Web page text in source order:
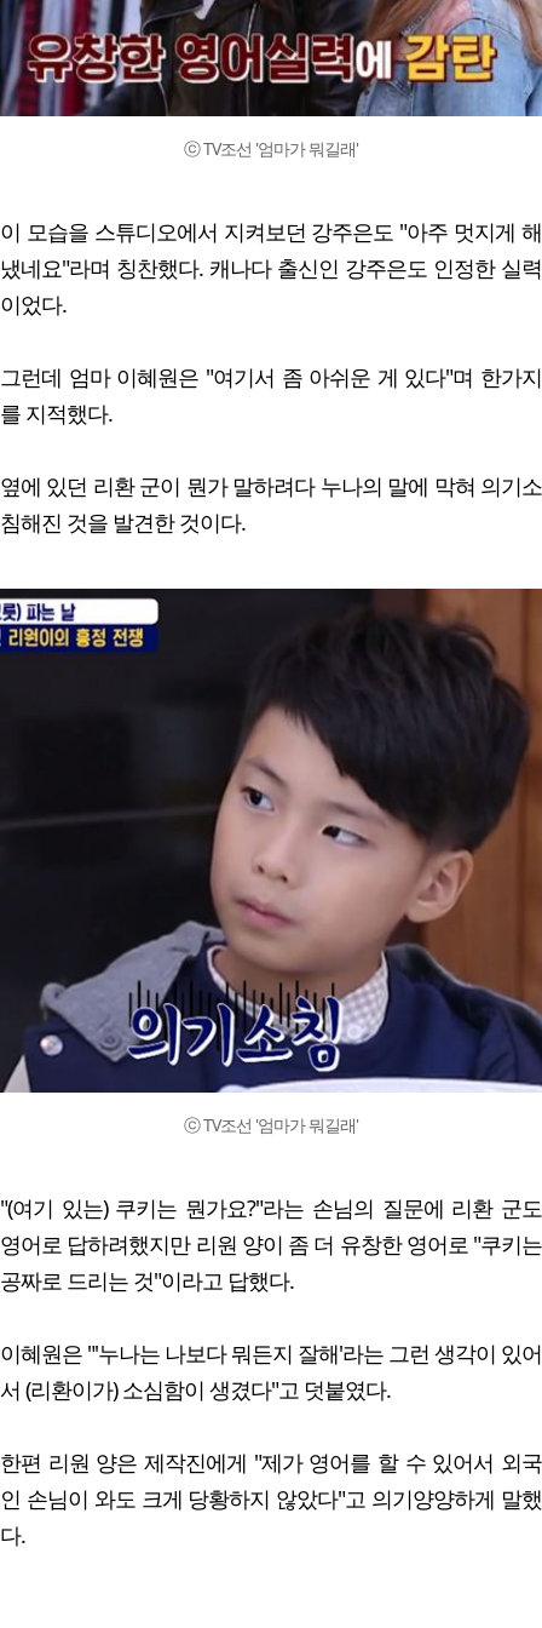
ⓒ TV조선 '엄마가 뭐길래'
이 모습을 스튜디오에서 지켜보던 강주은도 "아주 멋지게 해
냈네요"라며 칭찬했다. 캐나다 출신인 강주은도 인정한 실력
이었다.
그런데 엄마 이혜원은 "여기서 좀 아쉬운 게 있다"며 한가지
를 지적했다.
옆에 있던 리환 군이 뭔가 말하려다 누나의 말에 막혀 의기소
침해진 것을 발견한 것이다.
ⓒ TV조선 '엄마가 뭐길래'
"(여기 있는) 쿠키는 뭔가요?"라는 손님의 질문에 리환 군도
영어로 답하려했지만 리원 양이 좀 더 유창한 영어로 "쿠키는
공짜로 드리는 것"이라고 답했다.
이혜원은 "'누나는 나보다 뭐든지 잘해'라는 그런 생각이 있어
서 (리환이가) 소심함이 생겼다"고 덧붙였다.
한편 리원 양은 제작진에게 "제가 영어를 할 수 있어서 외국
인 손님이 와도 크게 당황하지 않았다"고 의기양양하게 말했
다.